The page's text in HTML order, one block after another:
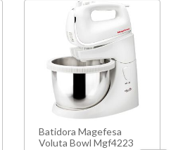
Batidora Magefesa
Voluta Bowl Mgf4223